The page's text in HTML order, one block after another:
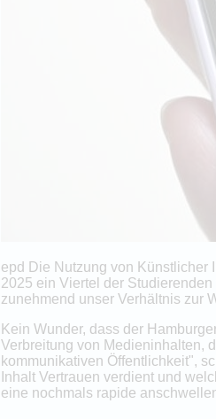
epd Die Nutzung von Künstlicher
2025 ein Viertel der
zunehmend unser Verhältnis zur
Kein Wunder, dass der
Verbreitung von Medieninhalten,
kommunikativen Öffentlichkeit",
Inhalt Vertrauen verdient und
eine nochmals rapide